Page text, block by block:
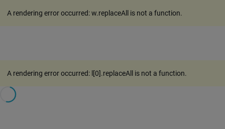
A rendering error occurred:w.replaceAll is not a function.
A rendering error occurred: l[0].replaceAll is not a function.